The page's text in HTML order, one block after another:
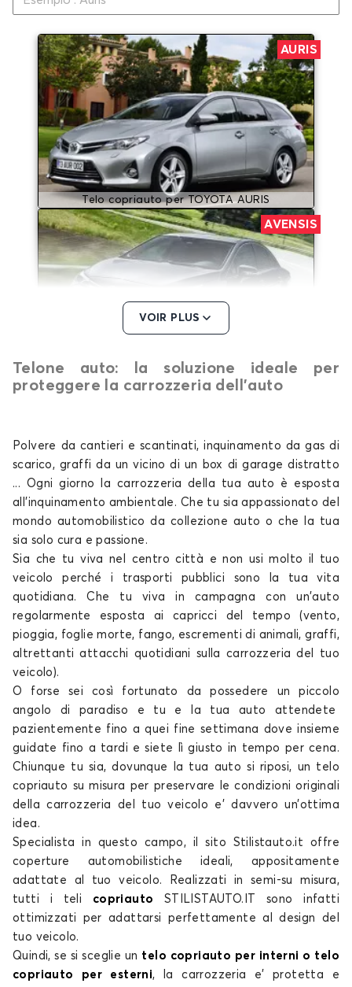
AURIS
Telo copriauto per TOYOTA AURIS
AVENSIS
Telo copriauto per TOYOTA AVENSIS
Telo copriauto per TOYOTA AYGO
BZ4X
Telo copriauto per TOYOTA BZ4X
C-HR
Telo copriauto per TOYOTA C-HR
CAMRY
VOIR PLUS
Telone auto: la soluzione ideale per
proteggere la carrozzeria dell’auto
Polvere da cantieri e scantinati, inquinamento da gas di
scarico, graffi da un vicino di un box di garage distratto
... Ogni giorno la carrozzeria della tua auto è esposta
all'inquinamento ambientale. Che tu sia appassionato del
mondo automobilistico da collezione auto o che la tua
sia solo cura e passione.
Sia che tu viva nel centro città e non usi molto il tuo
veicolo perché i trasporti pubblici sono la tua vita
quotidiana. Che tu viva in campagna con un'auto
regolarmente esposta ai capricci del tempo (vento,
pioggia, foglie morte, fango, escrementi di animali, graffi,
altrettanti attacchi quotidiani sulla carrozzeria del tuo
veicolo).
O forse sei così fortunato da possedere un piccolo
angolo di paradiso e tu e la tuaauto
attendete
pazientemente fino a quei fine settimana dove insieme
guidate fino a tardi e siete lì giusto in tempo per cena.
Chiunque tu sia, dovunque la tua auto si riposi, un telo
copriauto su misura per preservare le condizioni originali
della carrozzeria del tuoveicolo e’ davvero un’ottima
idea.
Specialista in questo campo, ilsito Stilistauto.it offre
coperture automobilistiche ideali, appositamente
adattate al tuo veicolo. Realizzati in semi-su misura,
tutti i teli copriauto STILISTAUTO.ITsono infatti
ottimizzati per adattarsi perfettamente al design del
tuo veicolo.
Quindi, se si sceglie un telo copriauto per interni o telo
copriauto per esterni, la carrozzeria e’ protetta e